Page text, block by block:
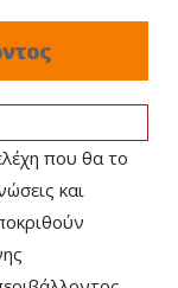
που θα το
και